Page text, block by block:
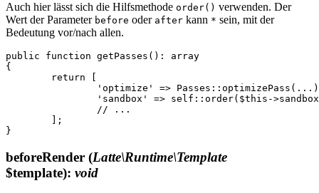
Auch hier lässt sich die Hilfsmethode order() verwenden. Der
Wert der Parameter before oder after kann * sein, mit der
Bedeutung vor/nach allen.
public function getPasses(): array
{
beforeRender (Latte\Runtime\Template
$template): void